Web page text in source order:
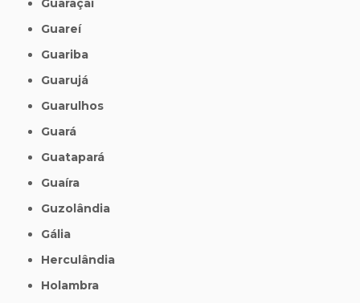
Guaraçaí
Guareí
Guariba
Guarujá
Guarulhos
Guará
Guatapará
Guaíra
Guzolândia
Gália
Herculândia
Holambra